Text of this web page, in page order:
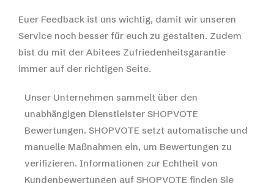
Euer Feedback ist uns wichtig, damit wir unseren
Service noch besser für euch zu gestalten. Zudem
bist du mit der Abitees Zufriedenheitsgarantie
immer auf der richtigen Seite.
Unser Unternehmen sammelt über den
unabhängigen Dienstleister SHOPVOTE
Bewertungen. SHOPVOTE setzt automatische und
manuelle Maßnahmen ein, um Bewertungen zu
verifizieren. Informationen zur Echtheit von
Kundenbewertungen auf SHOPVOTE finden Sie